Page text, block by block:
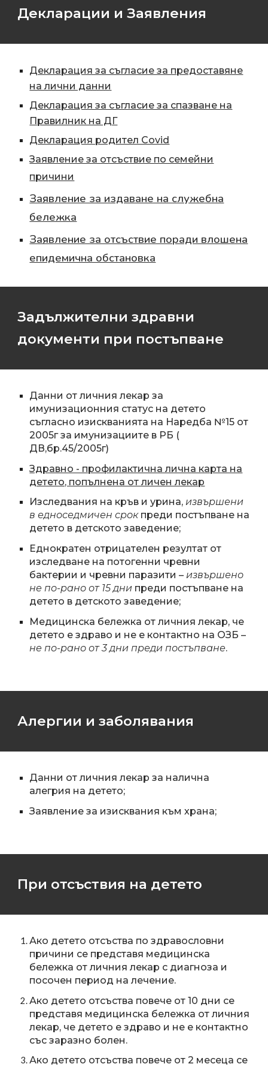
Декларации и Заявления
Декларация за съгласие за предоставяне
на лични данни
Декларация за съгласие за спазване на
Правилник на ДГ
Декларация родител Covid
Заявление за отсъствие по семейни
причини
Заявление за издаване на служебна
бележка
Заявление за отсъствие поради влошена
епидемична обстановка
Задължителни здравни
документи при постъпване
Данни от личния лекар за
имунизационния статус на детето
съгласно изискванията на Наредба №15 от
2005г за имунизациите в РБ (
ДВ,бр.45/2005г)
Здравно - профилактична лична карта на
детето, попълнена от личен лекар
Изследвания на кръв и урина,извършени
в едноседмичен срокпреди постъпване на
детето в детското заведение;
Еднократен отрицателен резултат от
изследване на потогенни чревни
бактерии и чревни паразити –извършено
не по-рано от 15 дни преди постъпване на
детето в детското заведение;
Медицинска бележка от личния лекар, че
детето е здраво и не е контактно на ОЗБ –
не по-рано от 3 дни преди постъпване.
Алергии и заболявания
Данни от личния лекар за налична
алегрия на детето;
Заявление за изисквания към храна;
При отсъствия на детето
Ако детето отсъства по здравословни
причини се представя медицинска
бележка от личния лекар с диагноза и
посочен период на лечение.
Ако детето отсъства повече от 10 дни се
представя медицинска бележка от личния
лекар, че детето е здраво и не е контактно
със заразно болен.
Ако детето отсъства повече от 2 месеца се